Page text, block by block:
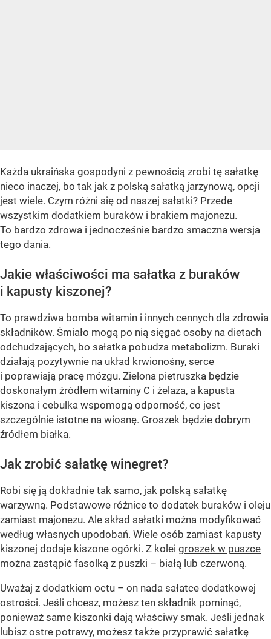
Każda ukraińska gospodyni z pewnością zrobi tę sałatkę
nieco inaczej, bo tak jak z polską sałatką jarzynową, opcji
jest wiele. Czym różni się od naszej sałatki? Przede
wszystkim dodatkiem buraków i brakiem majonezu.
To bardzo zdrowa i jednocześnie bardzo smaczna wersja
tego dania.
Jakie właściwości ma sałatka z buraków
i kapusty kiszonej?
To prawdziwa bomba witamin i innych cennych dla zdrowia
składników. Śmiało mogą po nią sięgać osoby na dietach
odchudzających, bo sałatka pobudza metabolizm. Buraki
działają pozytywnie na układ krwionośny, serce
i poprawiają pracę mózgu. Zielona pietruszka będzie
doskonałym źródłem witaminy C i żelaza, a kapusta
kiszona i cebulka wspomogą odporność, co jest
szczególnie istotne na wiosnę. Groszek będzie dobrym
źródłem białka.
Jak zrobić sałatkę winegret?
Robi się ją dokładnie tak samo, jak polską sałatkę
warzywną. Podstawowe różnice to dodatek buraków i oleju
zamiast majonezu. Ale skład sałatki można modyfikować
według własnych upodobań. Wiele osób zamiast kapusty
kiszonej dodaje kiszone ogórki. Z kolei groszek w puszce
można zastąpić fasolką z puszki – białą lub czerwoną.
Uważaj z dodatkiem octu – on nada sałatce dodatkowej
ostrości. Jeśli chcesz, możesz ten składnik pominąć,
ponieważ same kiszonki dają właściwy smak. Jeśli jednak
lubisz ostre potrawy, możesz także przyprawić sałatkę